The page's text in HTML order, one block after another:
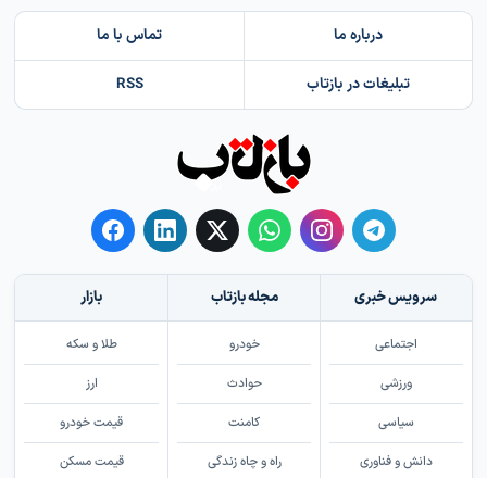
درباره ما تماس با ما
تبلیغات در بازتاب RSS
سرویس خبری
اجتماعی
ورزشی
سیاسی
دانش و فناوری
مجله بازتاب
خودرو
حوادث
کامنت
راه و چاه زندگی
بازار
طلا و سکه
ارز
قیمت خودرو
قیمت مسکن